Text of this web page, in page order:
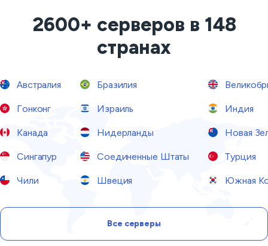
2600+ серверов в 148
странах
Австралия Бразилия
Гонконг Израиль Индия
Канада Нидерланды Новая
Сингапур Соединенные Штаты Турция
Чили Швеция Южная
Все серверы